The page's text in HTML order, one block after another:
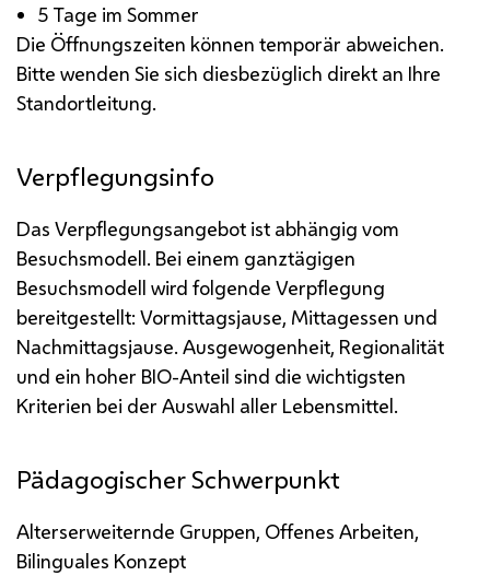
5 Tage im Sommer
Die Öffnungszeiten können temporär abweichen.
Bitte wenden Sie sich diesbezüglich direkt an Ihre
Standortleitung.
Verpflegungsinfo
Das Verpflegungsangebot ist abhängig vom
Besuchsmodell. Bei einem ganztägigen
Besuchsmodell wird folgende Verpflegung
bereitgestellt: Vormittagsjause, Mittagessen und
Nachmittagsjause. Ausgewogenheit, Regionalität
und ein hoher BIO-Anteil sind die wichtigsten
Kriterien bei der Auswahl aller Lebensmittel.
Pädagogischer Schwerpunkt
Alterserweiternde Gruppen, Offenes Arbeiten,
Bilinguales Konzept